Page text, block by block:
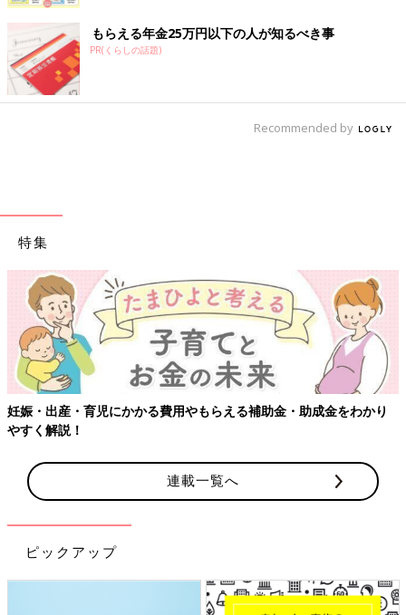
もらえる年金25万円以下の人が知るべき事
PR(くらしの話題)
Recommended by
特集
妊娠・出産・育児にかかる費用やもらえる補助金・助成金をわかり
やすく解説！
連載一覧へ
ピックアップ